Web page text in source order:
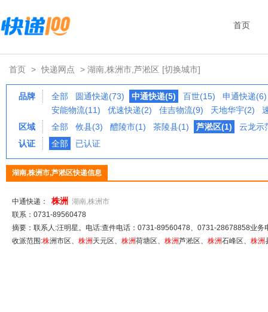
首页
首页 > 快递网点 > 湖南,株洲市,芦淞区 [切换城市]
品牌 全部 圆通快递(73) 中通快递(5) 百世(15)
申通快递(6)
安能物流(11)
优速快递(2) 佳吉物流(9) 天地华宇(2)
区域
全部 攸县(3) 醴陵市(1) 茶陵县(1) 芦淞区(1)
云龙示
认证
全部 已认证
湖南,株洲市,芦淞区快递信息
中通快递： 株洲 湖南,株洲市
联系：0731-89560478
摘要：联系人:汪明星。电话:查件电话：0731-89560478、0731-28678858业
收派范围:株洲市区、 株洲 天元区、 株洲荷塘区、 株洲芦淞区、 株洲石峰区、 株洲